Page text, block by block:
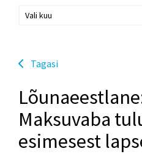
Tagasi
Maksuvaba
esimesest